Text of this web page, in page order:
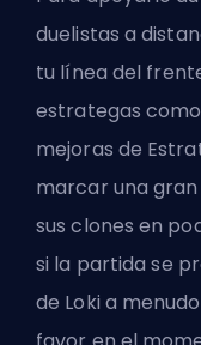
duelistas a
tu línea del
estrategas como
mejoras de
marcar una
sus clones en
si la partida se
de Loki a